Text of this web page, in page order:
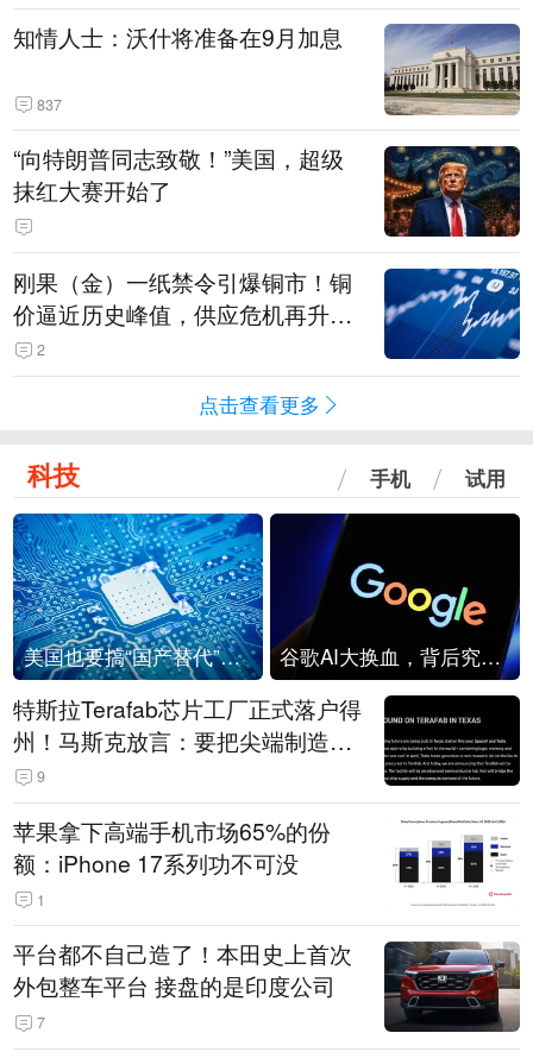
知情人士：沃什将准备在9月加息
837
“向特朗普同志致敬！”美国，超级
抹红大赛开始了
刚果（金）一纸禁令引爆铜市！铜
价逼近历史峰值，供应危机再升
级？
2
点击查看更多
科技 手机 试用
美国也要搞“国产替代”？先算清三笔账 谷歌AI大换血，背后究竟发生了什么？
特斯拉Terafab芯片工厂正式落户得
州！马斯克放言：要把尖端制造带
回美国
9
苹果拿下高端手机市场65%的份
额：iPhone 17系列功不可没
1
平台都不自己造了！本田史上首次
外包整车平台 接盘的是印度公司
7